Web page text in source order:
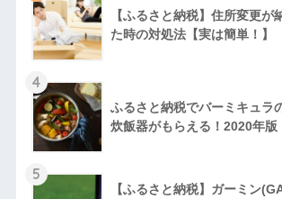
【ふるさと納税】住所変更が
た時の対処法【実は簡単！】
4
ふるさと納税でバーミキュラ
炊飯器がもらえる！2020年版
5
【ふるさと納税】ガーミン